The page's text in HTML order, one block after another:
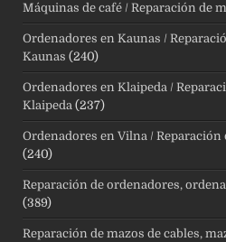
Máquinas de café / Reparación de
Ordenadores en Kaunas /
Kaunas (240)
Ordenadores en Klaipeda /
Klaipeda (237)
Ordenadores en Vilna /
(240)
Reparación de ordenadores,
(389)
Reparación de mazos de cables,